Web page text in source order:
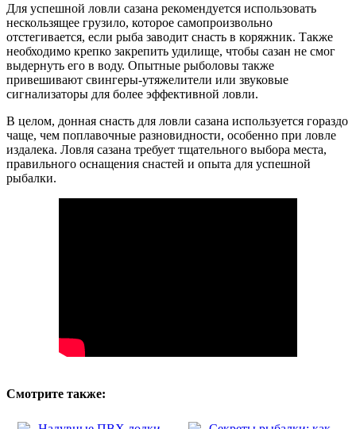
Для успешной ловли сазана рекомендуется использовать
нескользящее грузило, которое самопроизвольно
отстегивается, если рыба заводит снасть в коряжник. Также
необходимо крепко закрепить удилище, чтобы сазан не смог
выдернуть его в воду. Опытные рыболовы также
привешивают свингеры-утяжелители или звуковые
сигнализаторы для более эффективной ловли.
В целом, донная снасть для ловли сазана используется гораздо
чаще, чем поплавочные разновидности, особенно при ловле
издалека. Ловля сазана требует тщательного выбора места,
правильного оснащения снастей и опыта для успешной
рыбалки.
Смотрите также: